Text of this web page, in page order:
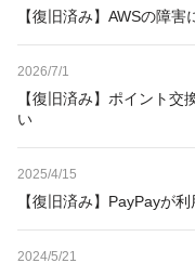
【復旧済み】AWSの障
2026/7/1
【復旧済み】ポイント
い
2025/4/15
【復旧済み】PayPayが
2024/5/21